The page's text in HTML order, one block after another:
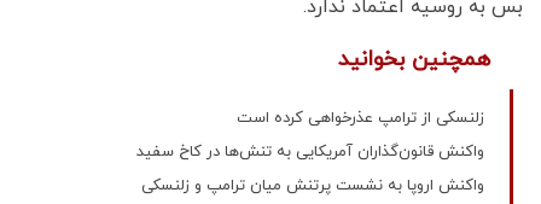
بس به روسیه اعتماد ندارد.
همچنین بخوانید
زلنسکی از ترامپ عذرخواهی کرده است
واکنش قانون‌گذاران آمریکایی به تنش‌ها در کاخ سفید
واکنش اروپا به نشست پرتنش میان ترامپ و زلنسکی